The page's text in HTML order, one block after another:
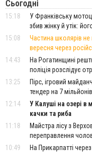
Сьогодні
15:18
У Франківську
збив жінку й утік:
15:08
Частина школярів не
вересня через
14:43
На Рогатинщині
поліція розслідує
13:25
Пірс, ігровий
тендер на 7
12:14
У Калуші на озері в
качки та риба
11:18
Майстра лісу з
переправлення
10:49
На Прикарпатті